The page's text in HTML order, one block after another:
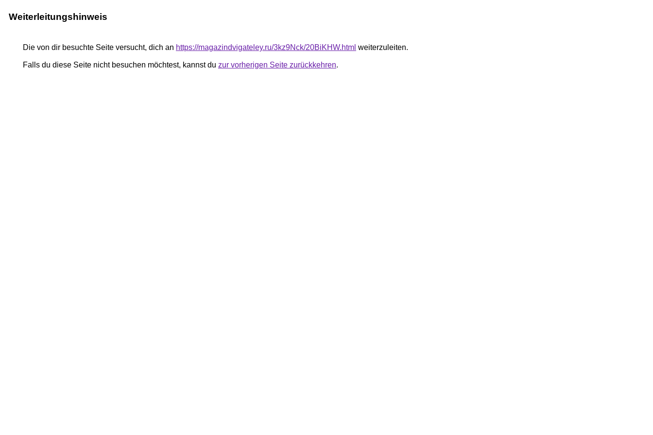
Weiterleitungshinweis
Die von dir besuchte Seite versucht, dich an https://magazindvigateley.ru/3kz9Nck/20BiKHW.html weiterzuleiten.
Falls du diese Seite nicht besuchen möchtest, kannst du zur vorherigen Seite zurückkehren.